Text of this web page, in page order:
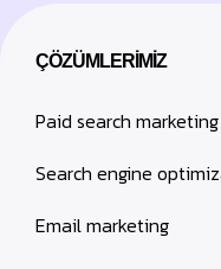
ÇÖZÜMLERIMIZ
Paid search marketing
Search engine
Email marketing